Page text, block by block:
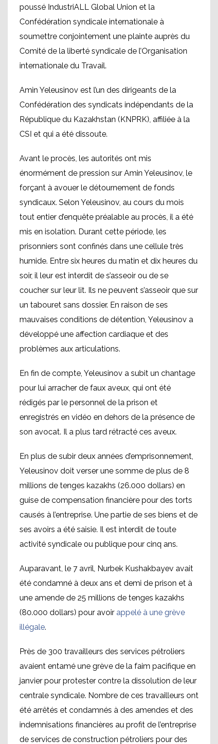
poussé IndustriALL Global Union et la
Confédération syndicale internationale à
soumettre conjointement une plainte auprès du
Comité de la liberté syndicale de l’Organisation
internationale du Travail.
Amin Yeleusinov est l’un des dirigeants de la
Confédération des syndicats indépendants de la
République du Kazakhstan (KNPRK), affiliée à la
CSI et qui a été dissoute.
Avant le procès, les autorités ont mis
énormément de pression sur Amin Yeleusinov, le
forçant à avouer le détournement de fonds
syndicaux. Selon Yeleusinov, au cours du mois
tout entier d’enquête préalable au procès, il a été
mis en isolation. Durant cette période, les
prisonniers sont confinés dans une cellule très
humide. Entre six heures du matin et dix heures du
soir, il leur est interdit de s’asseoir ou de se
coucher sur leur lit. Ils ne peuvent s’asseoir que sur
un tabouret sans dossier. En raison de ses
mauvaises conditions de détention, Yeleusinov a
développé une affection cardiaque et des
problèmes aux articulations.
En fin de compte, Yeleusinov a subit un chantage
pour lui arracher de faux aveux, qui ont été
rédigés par le personnel de la prison et
enregistrés en vidéo en dehors de la présence de
son avocat. Il a plus tard rétracté ces aveux.
En plus de subir deux années d’emprisonnement,
Yeleusinov doit verser une somme de plus de 8
millions de tenges kazakhs (26.000 dollars) en
guise de compensation financière pour des torts
causés à l’entreprise. Une partie de ses biens et de
ses avoirs a été saisie. Il est interdit de toute
activité syndicale ou publique pour cinq ans.
Auparavant, le 7 avril, Nurbek Kushakbayev avait
été condamné à deux ans et demi de prison et à
une amende de 25 millions de tenges kazakhs
(80.000 dollars) pour avoir appelé à une grève
illégale.
Près de 300 travailleurs des services pétroliers
avaient entamé une grève de la faim pacifique en
janvier pour protester contre la dissolution de leur
centrale syndicale. Nombre de ces travailleurs ont
été arrêtés et condamnés à des amendes et des
indemnisations financières au profit de l’entreprise
de services de construction pétroliers pour des